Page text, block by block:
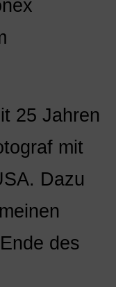
25 Jahren
mit
Dazu
des